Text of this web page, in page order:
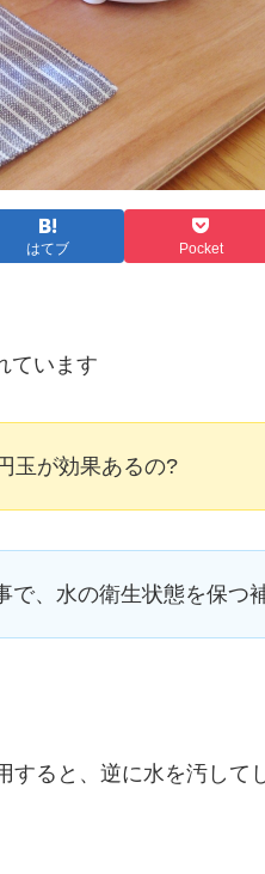
はてブ Pocket
ています
玉が効果あるの?
で、水の衛生状態を保つ
すると、逆に水を汚して